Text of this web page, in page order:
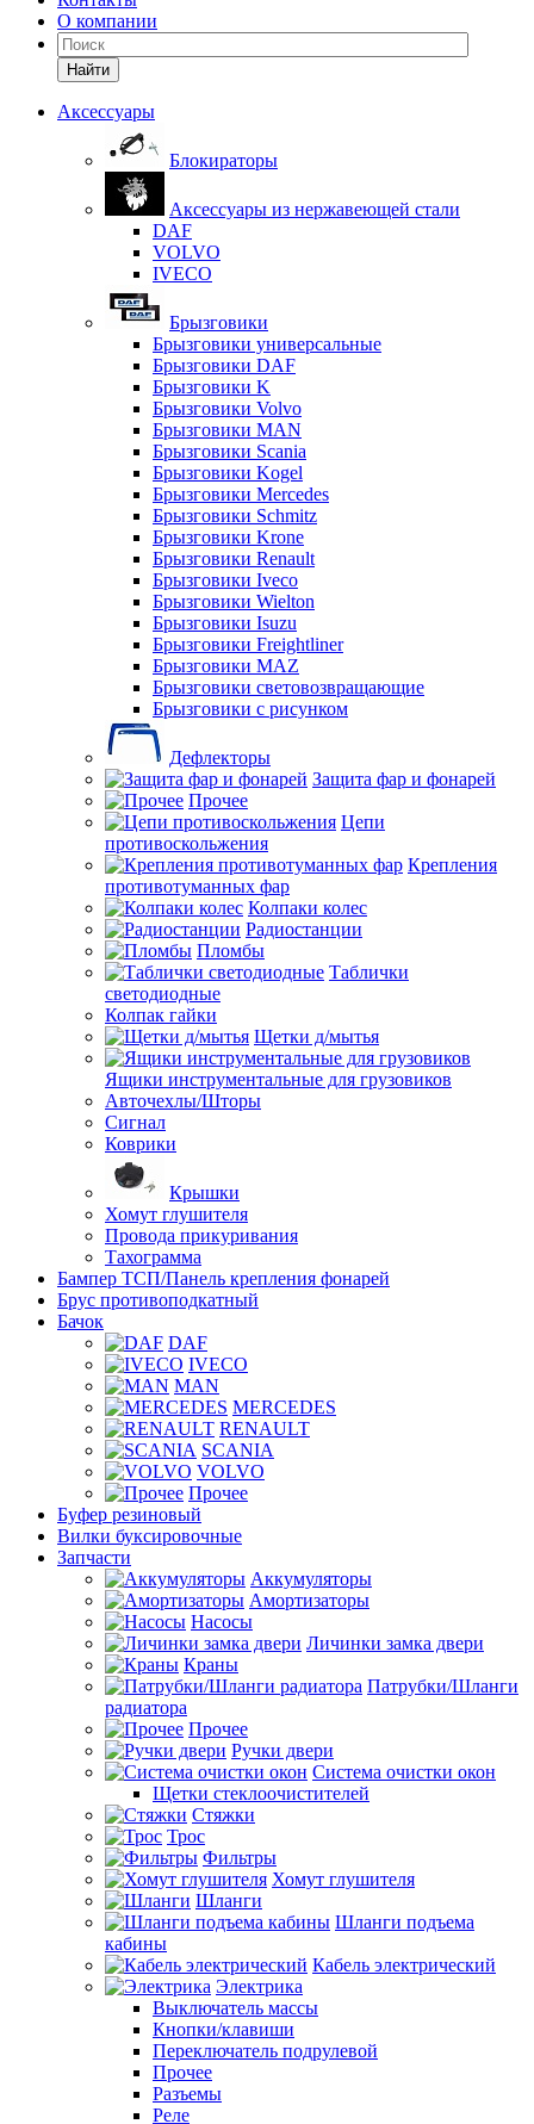
О компании
Найти
Аксессуары
Блокираторы
Аксессуары из нержавеющей стали
DAF
VOLVO
IVECO
Брызговики
Брызговики универсальные
Брызговики DAF
Брызговики K
Брызговики Volvo
Брызговики MAN
Брызговики Scania
Брызговики Kogel
Брызговики Mercedes
Брызговики Schmitz
Брызговики Krone
Брызговики Renault
Брызговики Iveco
Брызговики Wielton
Брызговики Isuzu
Брызговики Freightliner
Брызговики MAZ
Брызговики световозвращающие
Брызговики с рисунком
Дефлекторы
Защита фар и фонарей
Прочее
Цепи
противоскольжения
Крепления
противотуманных фар
Колпаки колес
Радиостанции
Пломбы
Таблички
светодиодные
Колпак гайки
Щетки д/мытья
Ящики инструментальные для грузовиков
Авточехлы/Шторы
Сигнал
Коврики
Крышки
Хомут глушителя
Провода прикуривания
Тахограмма
Бампер ТСП/Панель крепления фонарей
Брус противоподкатный
Бачок
DAF
IVECO
MAN
MERCEDES
RENAULT
SCANIA
VOLVO
Прочее
Буфер резиновый
Вилки буксировочные
Запчасти
Аккумуляторы
Амортизаторы
Насосы
Личинки замка двери
Краны
Патрубки/Шланги
радиатора
Прочее
Ручки двери
Система очистки окон
Щетки стеклоочистителей
Стяжки
Трос
Фильтры
Хомут глушителя
Шланги
Шланги подъема
кабины
Кабель электрический
Электрика
Выключатель массы
Кнопки/клавиши
Переключатель подрулевой
Прочее
Разъемы
Реле